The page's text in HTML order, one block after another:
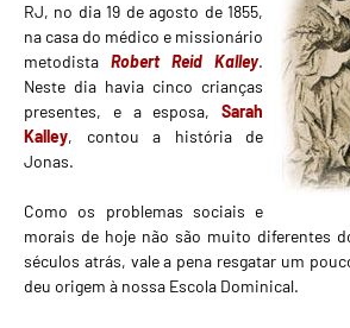
RJ, no dia 19 de agosto de 1855,
na casa do médico e missionário
metodista Robert Reid Kalley.
Neste dia havia cinco crianças
presentes, e a esposa, Sarah
Kalley, contou a história de
Jonas.
Como os problemas sociais e
morais de hoje não são muito diferentes
séculos atrás, vale a pena resgatar um
deu origem à nossa Escola Dominical.